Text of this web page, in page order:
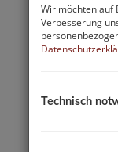
Wir möchten auf
Verbesserung
Technisch